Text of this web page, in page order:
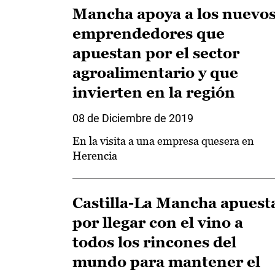
Mancha apoya a los
emprendedores que
apuestan por el sector
agroalimentario y que
invierten en la región
08 de Diciembre de 2019
En la visita a una empresa quesera en
Herencia
Castilla-La Mancha
por llegar con el vino a
todos los rincones del
mundo para mantener el